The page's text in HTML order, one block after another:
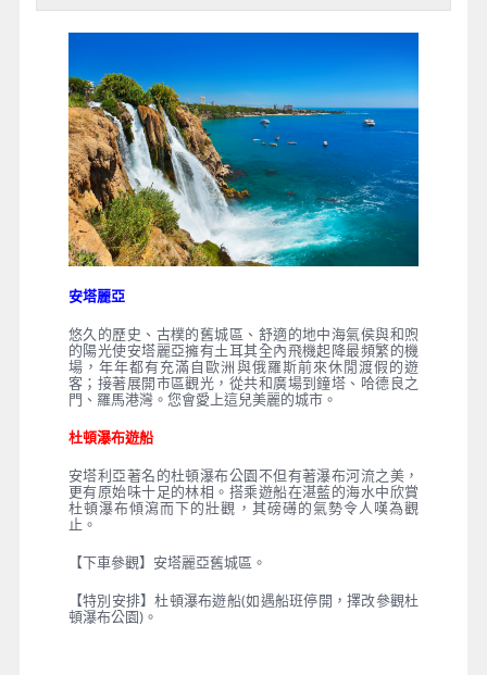
安塔麗亞
悠久的歷史、古樸的舊城區、舒適的地中海氣侯與和喣
的陽光使安塔麗亞擁有土耳其全內飛機起降最頻繁的機
場，年年都有充滿自歐洲與俄羅斯前來休閒渡假的遊
客；接著展開市區觀光，從共和廣場到鐘塔、哈德良之
門、羅馬港灣。您會愛上這兒美麗的城市。
杜頓瀑布遊船
安塔利亞著名的杜頓瀑布公園不但有著瀑布河流之美，
更有原始味十足的林相。搭乘遊船在湛藍的海水中欣賞
杜頓瀑布傾瀉而下的壯觀，其磅礡的氣勢令人嘆為觀
止。
【下車參觀】安塔麗亞舊城區。
【特別安排】杜頓瀑布遊船(如遇船班停開，擇改參觀杜
頓瀑布公園)。